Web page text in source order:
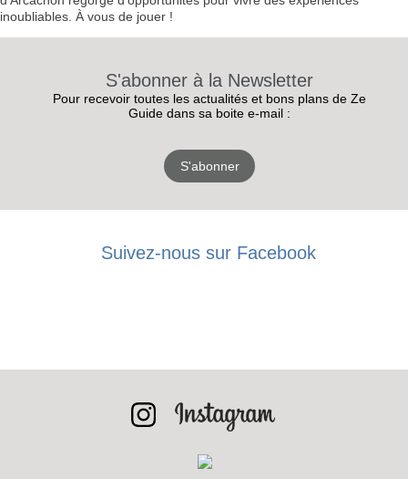
S'ABONNER
inoubliables. À vous de jouer !
S'abonner à la Newsletter
Pour recevoir toutes les actualités et bons plans de Ze
Guide dans sa boite e-mail :
S'abonner
Suivez-nous sur Facebook